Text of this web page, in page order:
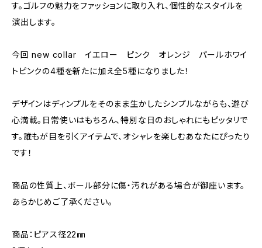
す。ゴルフの魅力をファッションに取り入れ、個性的なスタイルを
演出します。
今回 new collar イエロー ピンク オレンジ パールホワイ
トピンクの4種を新たに加え全5種になりました！
デザインはディンプルをそのまま生かしたシンプルながらも、遊び
心満載。日常使いはもちろん、特別な日のおしゃれにもピッタリで
す。誰もが目を引くアイテムで、オシャレを楽しむあなたにぴったり
です！
商品の性質上、ボール部分に傷・汚れがある場合が御座います。
あらかじめご了承ください。
商品：ピアス径22㎜